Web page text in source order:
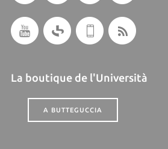
La boutique de l'Università
A BUTTEGUCCIA